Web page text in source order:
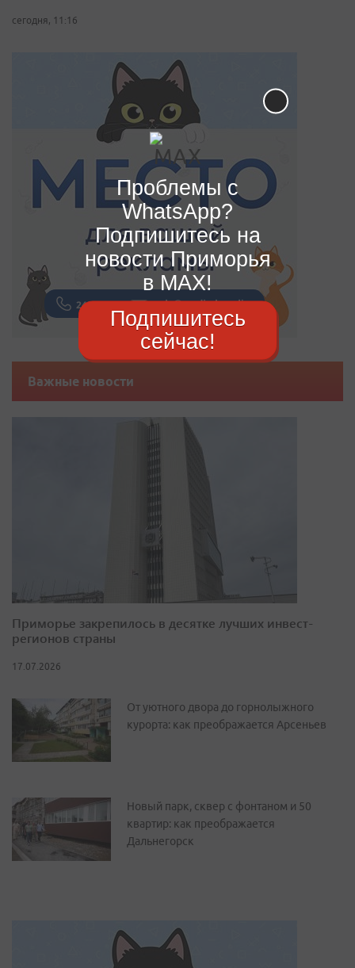
сегодня, 11:16
Важные новости
Приморье закрепилось в десятке лучших инвест-
регионов страны
17.07.2026
От уютного двора до горнолыжного
курорта: как преображается Арсеньев
Новый парк, сквер с фонтаном и 50
квартир: как преображается
Дальнегорск
Проблемы с
WhatsApp?
Подпишитесь на
новости Приморья
в MAX!
Подпишитесь
сейчас!